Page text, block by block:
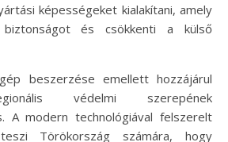
képességeket kialakítani, amely
és csökkenti a külső
beszerzése emellett hozzájárul
védelmi szerepének
A modern technológiával felszerelt
Törökország számára, hogy